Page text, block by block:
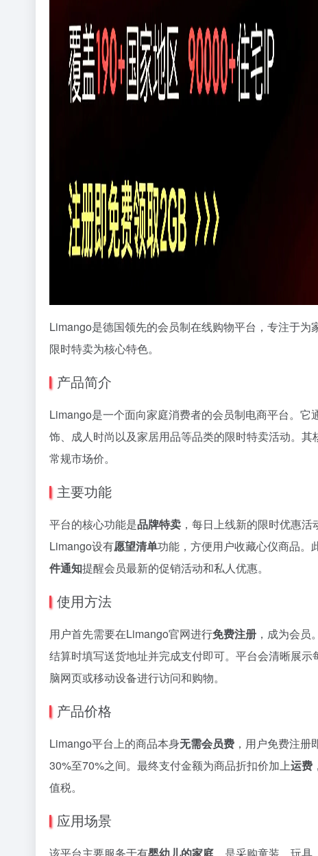
Limango是德国领先的会员制在线购物平台，专注于
限时特卖为核心特色。
产品简介
Limango是一个面向家庭消费者的会员制电商平台。
饰、成人时尚以及家居用品等品类的限时特卖活动。其
常规市场价。
主要功能
平台的核心功能是品牌特卖 ，每日上线新的限时优惠活
Limango设有愿望清单功能，方便用户收藏心仪商品。
件通知提醒会员最新的促销活动和私人优惠。
使用方法
用户首先需要在Limango官网进行免费注册 ，成为会
结算时填写送货地址并完成支付即可。平台会清晰展示
脑网页或移动设备进行访问和购物。
产品价格
Limango平台上的商品本身无需会员费 ，用户免费注
30%至70%之间。最终支付金额为商品折扣价加上运费
值税。
应用场景